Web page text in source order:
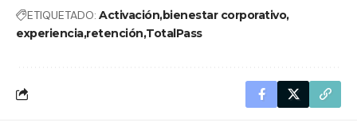
ETIQUETADO: Activaciónbienestar corporativo
experienciaretención TotalPass